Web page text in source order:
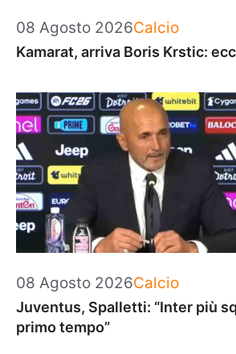
08 Agosto 2026Categorie
Calcio
Kamarat, arriva Boris Krstic:
08 Agosto 2026Categorie
Calcio
Juventus, Spalletti: “Inter più
primo tempo”